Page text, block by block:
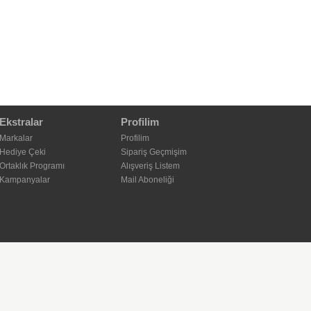
Ekstralar
Markalar
Hediye Çeki
Ortaklık Programı
Kampanyalar
Profilim
Profilim
Sipariş Geçmişim
Alışveriş Listem
Mail Aboneliği